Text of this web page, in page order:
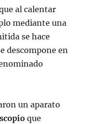
al calentar
mediante una
se hace
descompone en
un aparato
que